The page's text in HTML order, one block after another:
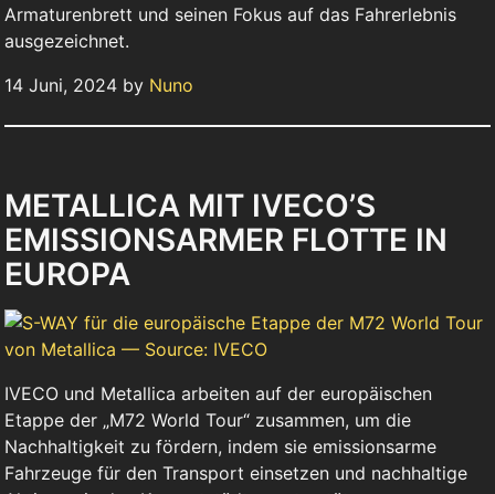
Armaturenbrett und seinen Fokus auf das Fahrerlebnis
ausgezeichnet.
14 Juni, 2024 by Nuno
METALLICA MIT IVECO’S
EMISSIONSARMER FLOTTE IN
EUROPA
IVECO und Metallica arbeiten auf der europäischen
Etappe der „M72 World Tour“ zusammen, um die
Nachhaltigkeit zu fördern, indem sie emissionsarme
Fahrzeuge für den Transport einsetzen und nachhaltige